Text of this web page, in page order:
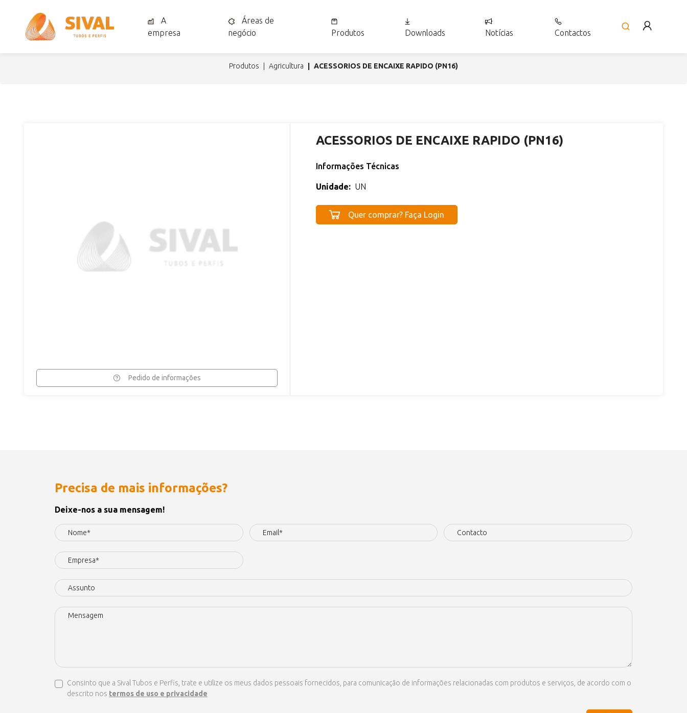
A
empresa
Áreas de
negócio
Produtos Downloads Notícias Contactos
produtos agricultura ACESSORIOS DE ENCAIXE RAPIDO (PN16)
Pedido de informações
ACESSORIOS DE ENCAIXE RAPIDO (PN16)
Informações Técnicas
Unidade: UN
Quer comprar? Faça Login
Precisa de mais informações?
Deixe-nos a sua mensagem!
Consinto que a Sival Tubos e Perfis, trate e utilize os meus dados pessoais fornecidos, para comunicação de informações relacionadas com produtos e serviços, de acordo com o
descrito nos termos de uso e privacidade